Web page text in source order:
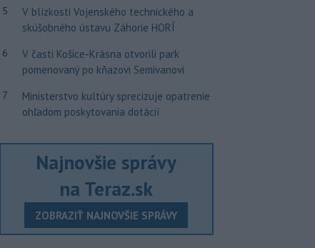
5
V blízkosti Vojenského technického a
skúšobného ústavu Záhorie HORÍ
6
V časti Košice-Krásna otvorili park
pomenovaný po kňazovi Semivanovi
7
Ministerstvo kultúry sprecizuje opatrenie
ohľadom poskytovania dotácií
Najnovšie správy
na Teraz.sk
ZOBRAZIŤ NAJNOVŠIE SPRÁVY